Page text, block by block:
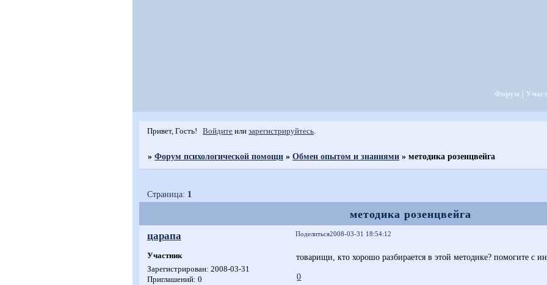
Форум
Привет, Гость! Войдите илизарегистрируйтесь.
»Форум психологической помощи »Обмен опытом и знаниями »методика розенцвейга
методика розенцвейга
Страница: 1
Поделиться2008-03-31 18:54:12
царапа
Участник
Зарегистрирован: 2008-03-31
Приглашений: 0
товарищи, кто хорошо разбирается в этой методике? помогите с
0